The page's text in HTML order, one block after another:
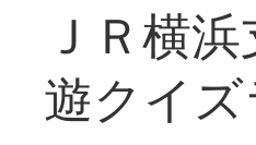
ＪＲ横
遊クイ